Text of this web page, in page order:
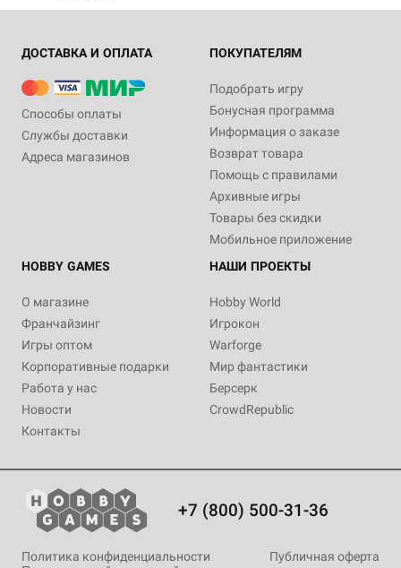
ДОСТАВКА И ОПЛАТА
Способы оплаты
Службы доставки
Адреса магазинов
ПОКУПАТЕЛЯМ
Подобрать игру
Бонусная программа
Информация о заказе
Возврат товара
Помощь с правилами
Архивные игры
Товары без скидки
Мобильное приложение
HOBBY GAMES
О магазине
Франчайзинг
Игры оптом
Корпоративные подарки
Работа у нас
Новости
Контакты
НАШИ ПРОЕКТЫ
Hobby World
Игрокон
Warforge
Мир фантастики
Берсерк
CrowdRepublic
+7 (800) 500-31-36
Политика конфиденциальности
Публичная оферта